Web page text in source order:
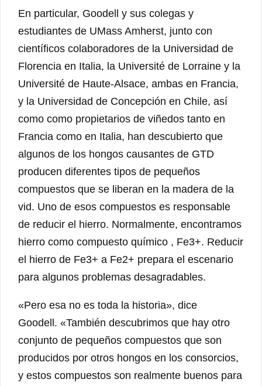
En particular, Goodell y sus colegas y
estudiantes de UMass Amherst, junto con
científicos colaboradores de la Universidad de
Florencia en Italia, la Université de Lorraine y la
Université de Haute-Alsace, ambas en Francia,
y la Universidad de Concepción en Chile, así
como como propietarios de viñedos tanto en
Francia como en Italia, han descubierto que
algunos de los hongos causantes de GTD
producen diferentes tipos de pequeños
compuestos que se liberan en la madera de la
vid. Uno de esos compuestos es responsable
de reducir el hierro. Normalmente, encontramos
hierro como compuesto químico , Fe3+. Reducir
el hierro de Fe3+ a Fe2+ prepara el escenario
para algunos problemas desagradables.
«Pero esa no es toda la historia», dice
Goodell. «También descubrimos que hay otro
conjunto de pequeños compuestos que son
producidos por otros hongos en los consorcios,
y estos compuestos son realmente buenos para